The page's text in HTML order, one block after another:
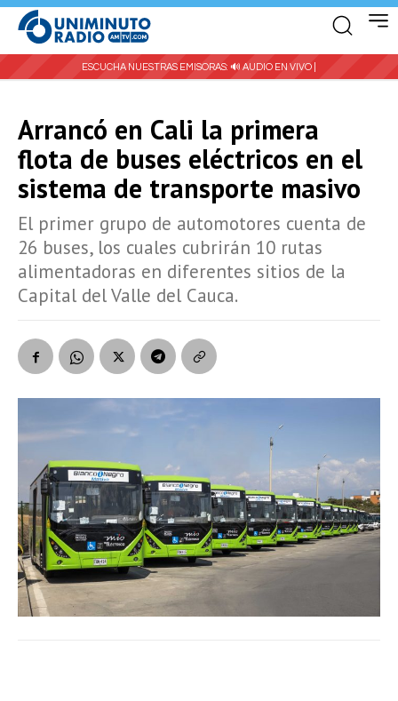
ESCUCHA NUESTRAS EMISORAS: 🔊 AUDIO EN VIVO |
Arrancó en Cali la primera
flota de buses eléctricos en el
sistema de transporte masivo
El primer grupo de automotores cuenta de
26 buses, los cuales cubrirán 10 rutas
alimentadoras en diferentes sitios de la
Capital del Valle del Cauca.